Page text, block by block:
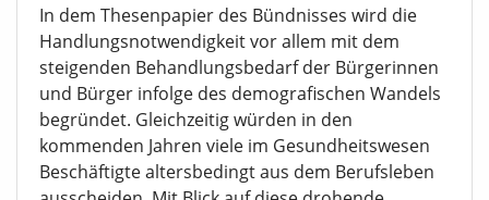
In dem Thesenpapier des Bündnisses wird die
Handlungsnotwendigkeit vor allem mit dem
steigenden Behandlungsbedarf der Bürgerinnen
und Bürger infolge des demografischen Wandels
begründet. Gleichzeitig würden in den
kommenden Jahren viele im Gesundheitswesen
Beschäftigte altersbedingt aus dem Berufsleben